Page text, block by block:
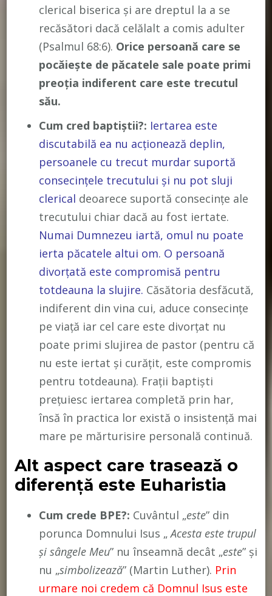
clerical biserica și are dreptul la a se
recăsători dacă celălalt a comis adulter
(Psalmul 68:6). Orice persoană care se
pocăiește de păcatele sale poate primi
preoția indiferent care este trecutul
său.
Cum cred baptiștii?: Iertarea este
discutabilă ea nu acționează deplin,
persoanele cu trecut murdar suportă
consecințele trecutului și nu pot sluji
clerical deoarece suportă consecințe ale
trecutului chiar dacă au fost iertate.
Numai Dumnezeu iartă, omul nu poate
ierta păcatele altui om. O persoană
divorțată este compromisă pentru
totdeauna la slujire. Căsătoria desfăcută,
indiferent din vina cui, aduce consecințe
pe viață iar cel care este divorțat nu
poate primi slujirea de pastor (pentru că
nu este iertat și curățit, este compromis
pentru totdeauna). Frații baptiști
prețuiesc iertarea completă prin har,
însă în practica lor există o insistență mai
mare pe mărturisire personală continuă.
Alt aspect care trasează o
diferență este Euharistia
Cum crede BPE?: Cuvântul „este” din
porunca Domnului Isus „Acesta este trupul
și sângele Meu” nu înseamnă decât „este” și
nu „simbolizează” (Martin Luther). Prin
urmare noi credem că Domnul Isus este